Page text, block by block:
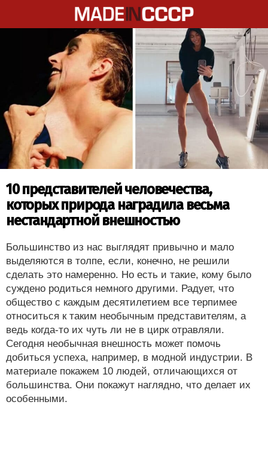
10 представителей человечества,
которых природа наградила весьма
нестандартной внешностью
Большинство из нас выглядят привычно и мало
выделяются в толпе, если, конечно, не решили
сделать это намеренно. Но есть и такие, кому было
суждено родиться немного другими. Радует, что
общество с каждым десятилетием все терпимее
относиться к таким необычным представителям, а
ведь когда-то их чуть ли не в цирк отравляли.
Сегодня необычная внешность может помочь
добиться успеха, например, в модной индустрии. В
материале покажем 10 людей, отличающихся от
большинства. Они покажут наглядно, что делает их
особенными.